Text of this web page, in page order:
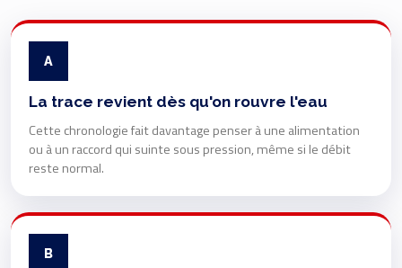
A
La trace revient dès qu'on rouvre l'eau
Cette chronologie fait davantage penser à une alimentation
ou à un raccord qui suinte sous pression, même si le débit
reste normal.
B